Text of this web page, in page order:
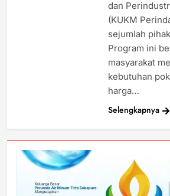
dan
(KUKM
sejumlah
Program ini
masyarakat
kebutuhan
harga…
Selengkapnya